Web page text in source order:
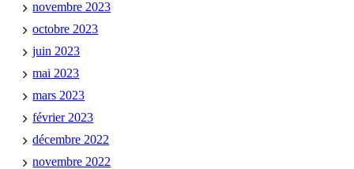
novembre 2023
octobre 2023
juin 2023
mai 2023
mars 2023
février 2023
décembre 2022
novembre 2022